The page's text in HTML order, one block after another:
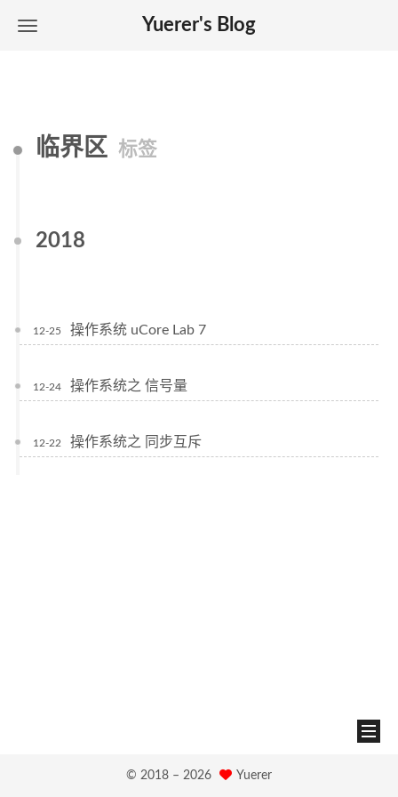
Yuerer's Blog
临界区 标签
2018
12-25 操作系统 uCore Lab 7
12-24 操作系统之 信号量
12-22 操作系统之 同步互斥
© 2018 – 2026 Yuerer